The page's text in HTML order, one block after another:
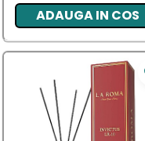
ADAUGA IN COS